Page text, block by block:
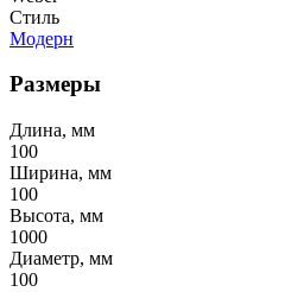
Стиль
Модерн
Размеры
Длина, мм
100
Ширина, мм
100
Высота, мм
1000
Диаметр, мм
100